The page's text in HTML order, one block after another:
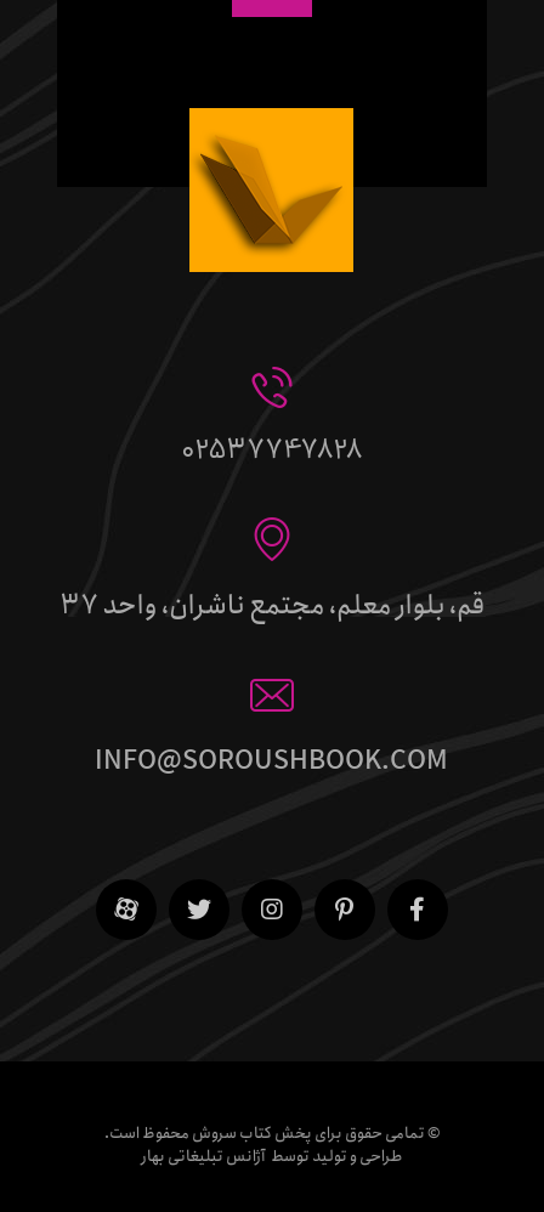
02537747828
قم، بلوار معلم، مجتمع ناشران، واحد 37
INFO@SOROUSHBOOK.COM
© تمامی حقوق برای پخش کتاب سروش محفوظ است.
طراحی و تولید توسط آژانس تبلیغاتی بهار